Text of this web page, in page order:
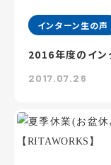
インターン生の声
2016年度のイン
2017.07.26